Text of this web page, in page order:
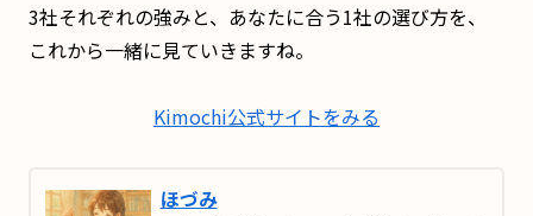
3社それぞれの強みと、あなたに合う1社の選び方を、
これから一緒に見ていきますね。
Kimochi公式サイトをみる
ほづみ